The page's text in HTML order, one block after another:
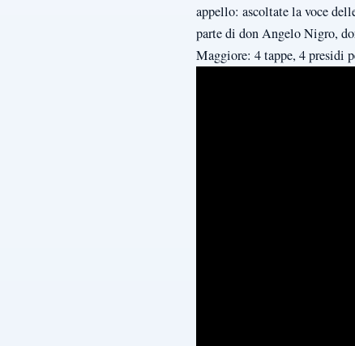
appello: ascoltate la voce
parte di don Angelo Nigro,
Maggiore: 4 tappe, 4 presidi